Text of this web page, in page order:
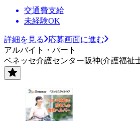
交通費支給
未経験OK
詳細を見る
応募画面に進む
アルバイト・パート
ベネッセ介護センター阪神(介護福祉